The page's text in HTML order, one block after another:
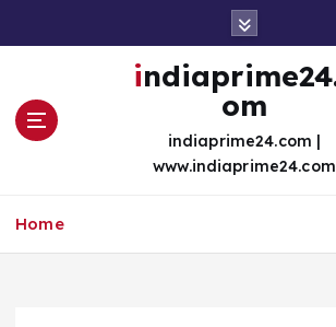
indiaprime24.c
om
indiaprime24.com |
www.indiaprime24.com
Home